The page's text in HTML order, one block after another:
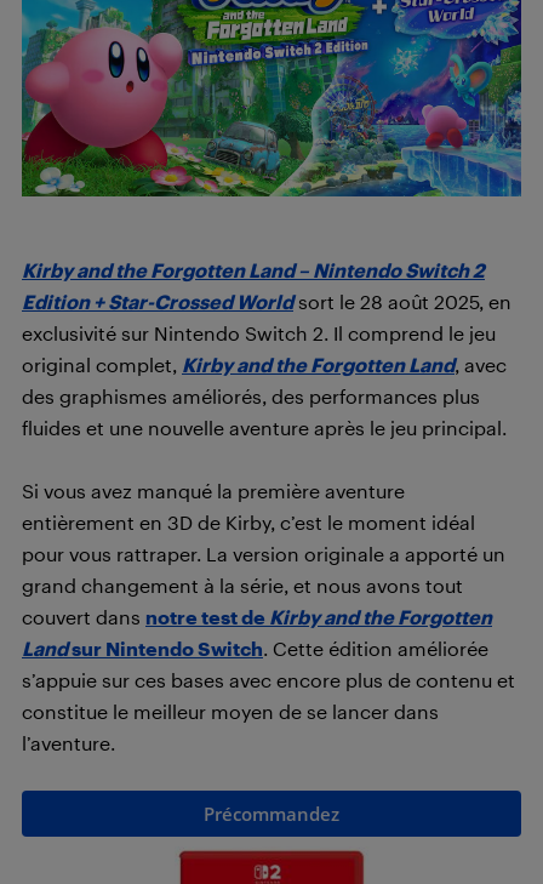
Kirby and the Forgotten Land – Nintendo Switch 2
Edition + Star-Crossed Worldsort le 28 août 2025, en
exclusivité sur Nintendo Switch 2. Il comprend le jeu
original complet, Kirby and the Forgotten Land, avec
des graphismes améliorés, des performances plus
fluides et une nouvelle aventure après le jeu principal.
Si vous avez manqué la première aventure
entièrement en 3D de Kirby, c’est le moment idéal
pour vous rattraper. La version originale a apporté un
grand changement à la série, et nous avons tout
couvert dans notre test de Kirby and the Forgotten
Landsur Nintendo Switch. Cette édition améliorée
s’appuie sur ces bases avec encore plus de contenu et
constitue le meilleur moyen de se lancer dans
l’aventure.
Précommandez